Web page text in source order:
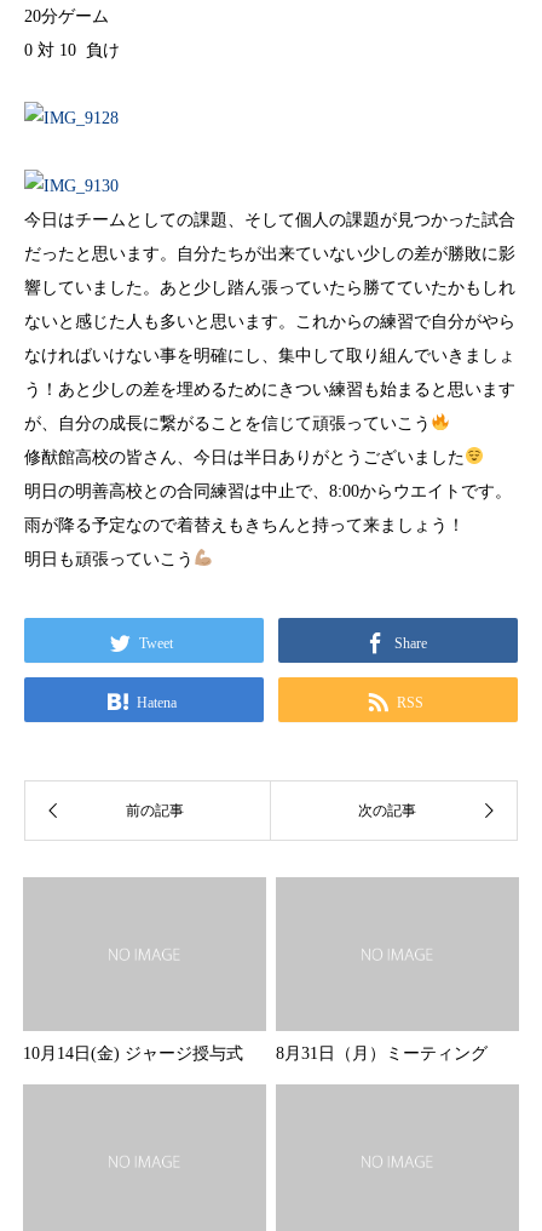
20分ゲーム
0 対 10 負け
今日はチームとしての課題、そして個人の課題が見つかった試合
だったと思います。自分たちが出来ていない少しの差が勝敗に影
響していました。あと少し踏ん張っていたら勝てていたかもしれ
ないと感じた人も多いと思います。これからの練習で自分がやら
なければいけない事を明確にし、集中して取り組んでいきましょ
う！あと少しの差を埋めるためにきつい練習も始まると思います
が、自分の成長に繋がることを信じて頑張っていこう
修猷館高校の皆さん、今日は半日ありがとうございました
明日の明善高校との合同練習は中止で、8:00からウエイトです。
雨が降る予定なので着替えもきちんと持って来ましょう！
明日も頑張っていこう
Tweet Share
Hatena RSS
10月14日(金) ジャージ授与式 8月31日（月）ミーティング